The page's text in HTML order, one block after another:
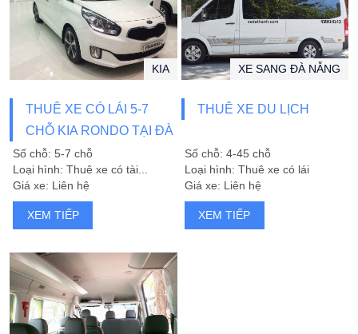
THUÊ XE CÓ LÁI 5-7
CHỖ KIA RONDO TẠI ĐÀ
NẴNG
KIA
Số chỗ: 5-7 chỗ
Loại hình: Thuê xe có tài...
Giá xe: Liên hệ
XEM TIẾP
THUÊ XE DU LỊCH
XE SANG ĐÀ NẴNG
Số chỗ: 4-45 chỗ
Loại hình: Thuê xe có lái
Giá xe: Liên hệ
XEM TIẾP